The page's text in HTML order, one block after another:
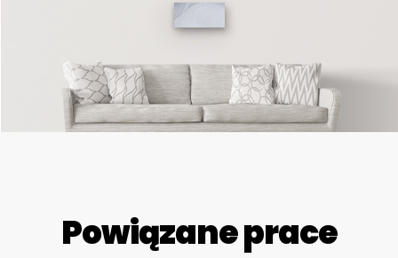
Powiązane prace